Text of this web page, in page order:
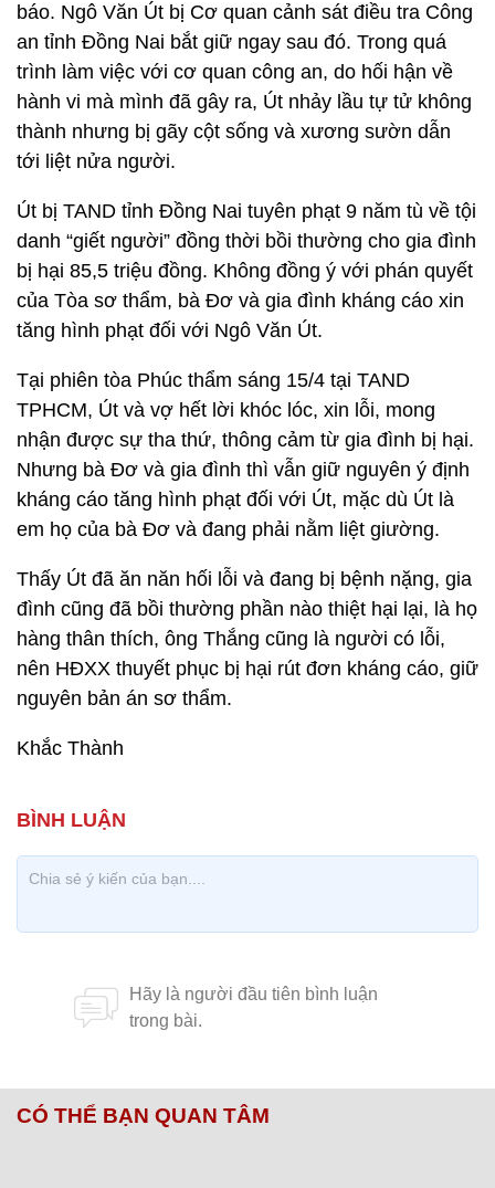
báo. Ngô Văn Út bị Cơ quan cảnh sát điều tra Công
an tỉnh Đồng Nai bắt giữ ngay sau đó. Trong quá
trình làm việc với cơ quan công an, do hối hận về
hành vi mà mình đã gây ra, Út nhảy lầu tự tử không
thành nhưng bị gãy cột sống và xương sườn dẫn
tới liệt nửa người.
Út bị TAND tỉnh Đồng Nai tuyên phạt 9 năm tù về tội
danh “giết người” đồng thời bồi thường cho gia đình
bị hại 85,5 triệu đồng. Không đồng ý với phán quyết
của Tòa sơ thẩm, bà Đơ và gia đình kháng cáo xin
tăng hình phạt đối với Ngô Văn Út.
Tại phiên tòa Phúc thẩm sáng 15/4 tại TAND
TPHCM, Út và vợ hết lời khóc lóc, xin lỗi, mong
nhận được sự tha thứ, thông cảm từ gia đình bị hại.
Nhưng bà Đơ và gia đình thì vẫn giữ nguyên ý định
kháng cáo tăng hình phạt đối với Út, mặc dù Út là
em họ của bà Đơ và đang phải nằm liệt giường.
Thấy Út đã ăn năn hối lỗi và đang bị bệnh nặng, gia
đình cũng đã bồi thường phần nào thiệt hại lại, là họ
hàng thân thích, ông Thắng cũng là người có lỗi,
nên HĐXX thuyết phục bị hại rút đơn kháng cáo, giữ
nguyên bản án sơ thẩm.
Khắc Thành
CÓ THỂ BẠN QUAN TÂM